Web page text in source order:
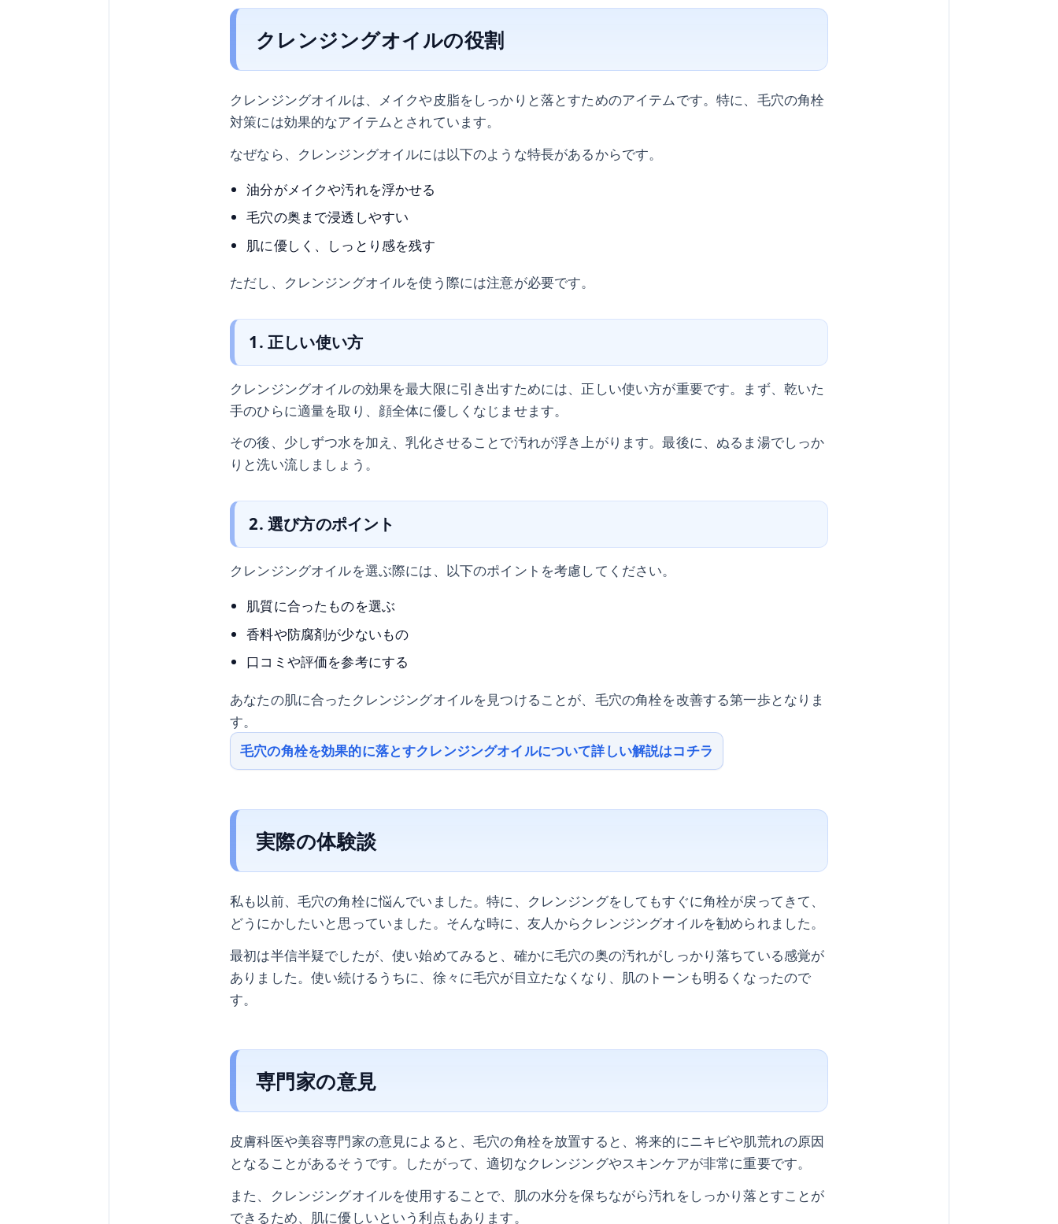
クレンジングオイルの役割
クレンジングオイルは、メイクや皮脂をしっかりと落とすためのアイテムです。特に、毛穴の角栓
対策には効果的なアイテムとされています。
なぜなら、クレンジングオイルには以下のような特長があるからです。
油分がメイクや汚れを浮かせる
毛穴の奥まで浸透しやすい
肌に優しく、しっとり感を残す
ただし、クレンジングオイルを使う際には注意が必要です。
1. 正しい使い方
クレンジングオイルの効果を最大限に引き出すためには、正しい使い方が重要です。まず、乾いた
手のひらに適量を取り、顔全体に優しくなじませます。
その後、少しずつ水を加え、乳化させることで汚れが浮き上がります。最後に、ぬるま湯でしっか
りと洗い流しましょう。
2. 選び方のポイント
クレンジングオイルを選ぶ際には、以下のポイントを考慮してください。
肌質に合ったものを選ぶ
香料や防腐剤が少ないもの
口コミや評価を参考にする
あなたの肌に合ったクレンジングオイルを見つけることが、毛穴の角栓を改善する第一歩となりま
す。
毛穴の角栓を効果的に落とすクレンジングオイルについて詳しい解説はコチラ
実際の体験談
私も以前、毛穴の角栓に悩んでいました。特に、クレンジングをしてもすぐに角栓が戻ってきて、
どうにかしたいと思っていました。そんな時に、友人からクレンジングオイルを勧められました。
最初は半信半疑でしたが、使い始めてみると、確かに毛穴の奥の汚れがしっかり落ちている感覚が
ありました。使い続けるうちに、徐々に毛穴が目立たなくなり、肌のトーンも明るくなったので
す。
専門家の意見
皮膚科医や美容専門家の意見によると、毛穴の角栓を放置すると、将来的にニキビや肌荒れの原因
となることがあるそうです。したがって、適切なクレンジングやスキンケアが非常に重要です。
また、クレンジングオイルを使用することで、肌の水分を保ちながら汚れをしっかり落とすことが
できるため、肌に優しいという利点もあります。